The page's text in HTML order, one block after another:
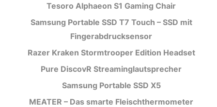
Tesoro Alphaeon S1 Gaming Chair
Samsung Portable SSD T7 Touch – SSD mit
Fingerabdrucksensor
Razer Kraken Stormtrooper Edition Headset
Pure DiscovR Streaminglautsprecher
Samsung Portable SSD X5
MEATER – Das smarte Fleischthermometer